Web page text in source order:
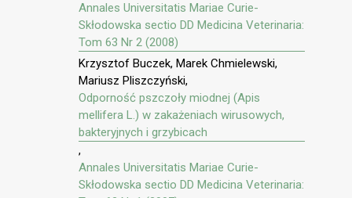
Annales Universitatis Mariae Curie-
Skłodowska sectio DD Medicina Veterinaria:
Tom 63 Nr 2 (2008)
Krzysztof Buczek, Marek Chmielewski,
Mariusz Pliszczyński,
Odporność pszczoły miodnej (Apis
mellifera L.) w zakażeniach wirusowych,
bakteryjnych i grzybicach
,
Annales Universitatis Mariae Curie-
Skłodowska sectio DD Medicina Veterinaria: